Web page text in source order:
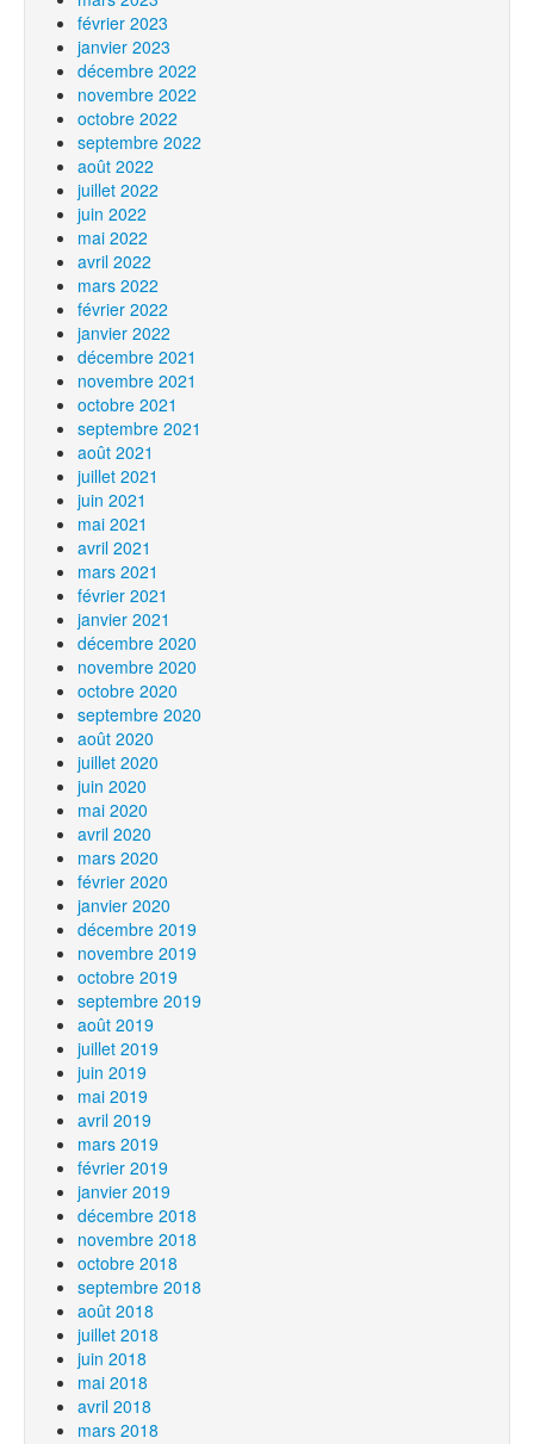
février 2023
janvier 2023
décembre 2022
novembre 2022
octobre 2022
septembre 2022
août 2022
juillet 2022
juin 2022
mai 2022
avril 2022
mars 2022
février 2022
janvier 2022
décembre 2021
novembre 2021
octobre 2021
septembre 2021
août 2021
juillet 2021
juin 2021
mai 2021
avril 2021
mars 2021
février 2021
janvier 2021
décembre 2020
novembre 2020
octobre 2020
septembre 2020
août 2020
juillet 2020
juin 2020
mai 2020
avril 2020
mars 2020
février 2020
janvier 2020
décembre 2019
novembre 2019
octobre 2019
septembre 2019
août 2019
juillet 2019
juin 2019
mai 2019
avril 2019
mars 2019
février 2019
janvier 2019
décembre 2018
novembre 2018
octobre 2018
septembre 2018
août 2018
juillet 2018
juin 2018
mai 2018
avril 2018
mars 2018